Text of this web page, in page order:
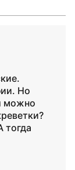
Но
можно
тогда